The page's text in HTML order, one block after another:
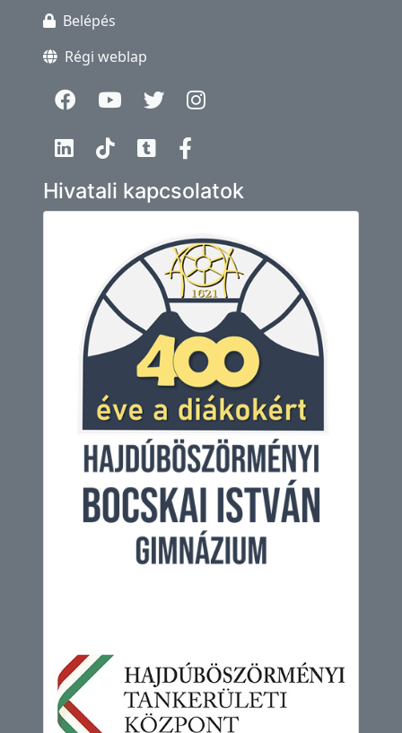
Belépés
Régi weblap
Hivatali kapcsolatok